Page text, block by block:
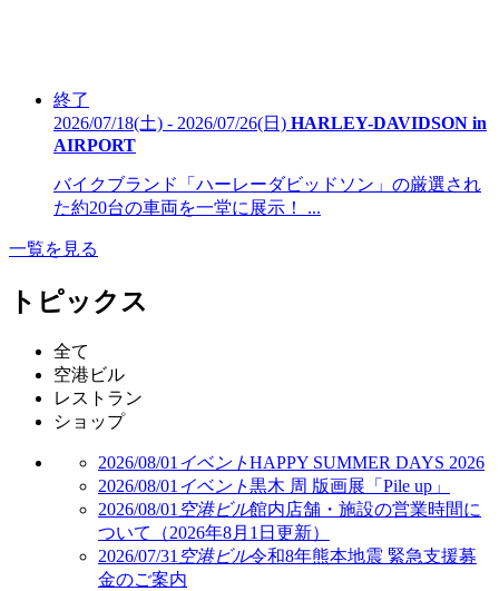
終了
2026/07/18(土) - 2026/07/26(日) HARLEY-DAVIDSON in
AIRPORT
バイクブランド「ハーレーダビッドソン」の厳選され
た約20台の車両を一堂に展示！ ...
一覧を見る
トピックス
全て
空港ビル
レストラン
ショップ
2026/08/01イベントHAPPY SUMMER DAYS 2026
2026/08/01イベント黒木 周 版画展「Pile up」
2026/08/01空港ビル館内店舗・施設の営業時間に
ついて（2026年8月1日更新）
2026/07/31空港ビル令和8年熊本地震 緊急支援募
金のご案内